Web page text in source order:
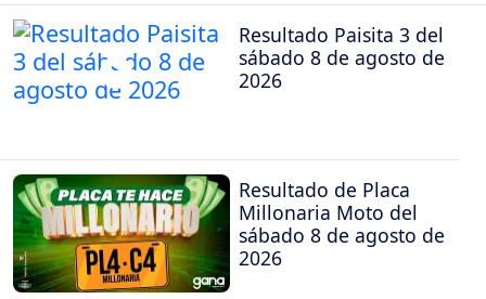
Resultado Paisita 3 del
sábado 8 de agosto de
2026
Resultado de Placa
Millonaria Moto del
sábado 8 de agosto de
2026